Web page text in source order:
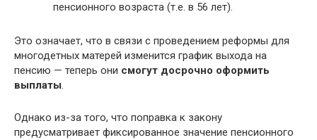
пенсионного возраста (т.е. в 56 лет).
Это означает, что в связи с проведением реформы для
многодетных матерей изменится график выхода на
пенсию — теперь они смогут досрочно оформить
выплаты.
Однако из-за того, что поправка к закону
предусматривает фиксированное значение пенсионного